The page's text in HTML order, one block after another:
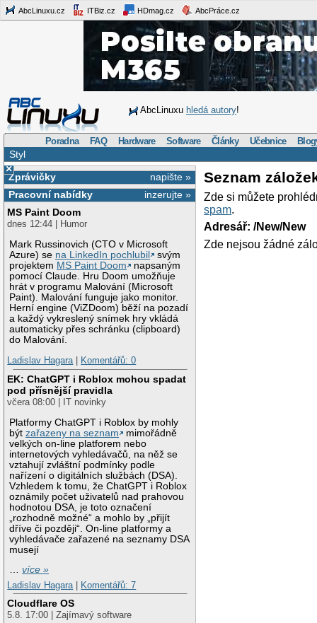
AbcLinuxu.cz ITBiz.cz HDmag.cz AbcPráce.cz
AbcLinuxu hledá autory!
Poradna FAQ Hardware Software Články Učebnice
Styl
×
napište »
Zprávičky
inzerujte »
Pracovní nabídky
MS Paint Doom
dnes 12:44 | Humor
Mark Russinovich (CTO v Microsoft
Azure) se na LinkedIn pochlubil
svým
projektem MS Paint Doom
napsaným
pomocí Claude. Hru Doom umožňuje
hrát v programu Malování (Microsoft
Paint). Malování funguje jako monitor.
Herní engine (ViZDoom) běží na pozadí
a každý vykreslený snímek hry vkládá
automaticky přes schránku (clipboard)
do Malování.
Ladislav Hagara| Komentářů: 0
EK: ChatGPT i Roblox mohou spadat
pod přísnější pravidla
včera 08:00 | IT novinky
Platformy ChatGPT i Roblox by mohly
býtzařazeny na seznam
mimořádně
velkých on-line platforem nebo
internetových vyhledávačů, na něž se
vztahují zvláštní podmínky podle
nařízení o digitálních službách (DSA).
Vzhledem k tomu, že ChatGPT i Roblox
oznámily počet uživatelů nad prahovou
hodnotou DSA, je toto označení
„rozhodně možné“ a mohlo by „přijít
dříve či později“. On-line platformy a
vyhledávače zařazené na seznamy DSA
musejí
…více »
Ladislav Hagara
Komentářů: 7
Cloudflare OS
5.8. 17:00 | Zajímavý software
Seznam
Zde si můžete
spam.
Adresář: /New/New
Zde nejsou žádné